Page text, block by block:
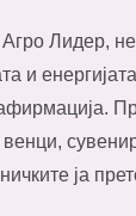
Лидер,
и
ја